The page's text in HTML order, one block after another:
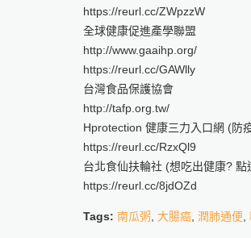
https://reurl.cc/ZWpzzW
全球健康促進產學聯盟
http://www.gaaihp.org/
https://reurl.cc/GAWlly
台灣食品保護協會
http://tafp.org.tw/
Hprotection 健康三力入口網 (防
https://reurl.cc/RzxQl9
台北食仙扶輪社 (想吃出健康? 點
https://reurl.cc/8jdOZd
Tags: 南瓜粥, 大腸癌, 潤肺通便,